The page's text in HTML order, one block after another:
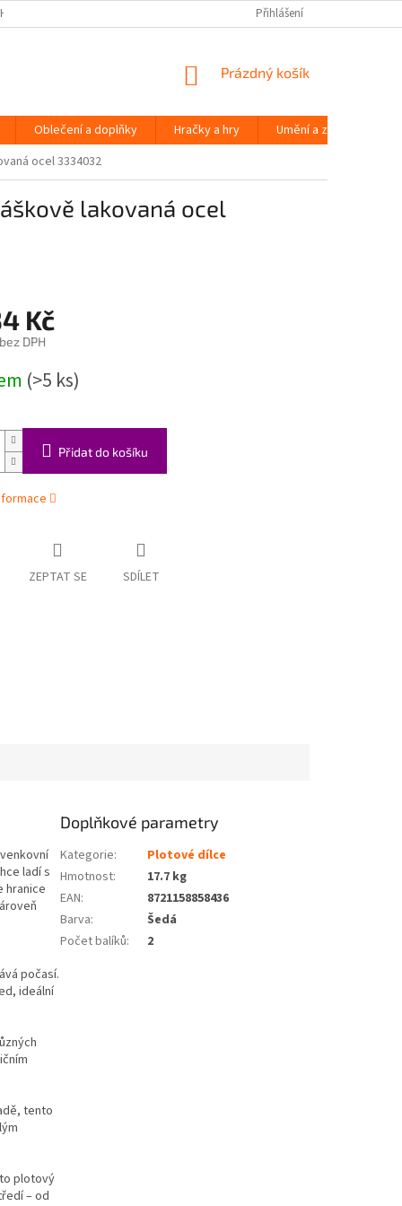
ÚDAJŮ Přihlášení
NÁKUPNÍ
Prázdný košík
Oblečení a doplňky Hračky a hry Umění a zábava
ocel 3334032
lakovaná ocel
Kč
DPH
(>5 ks)
Přidat do košíku
ZEPTAT SE SDÍLET
ladí s
hranice
počasí.
ideální
tento
plotový
– od
Doplňkové parametry
Kategorie:
Plotové dílce
Hmotnost:
17.7 kg
EAN:
8721158858436
Barva:
Šedá
Počet balíků: 2